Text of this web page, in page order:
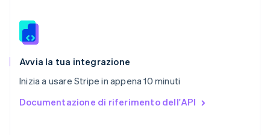
Avvia la tua integrazione
Inizia a usare Stripe in appena 10 minuti
Documentazione di riferimento dell'API
Slovacchia
Slovenia
English Italiano
EspañolEnglish
English Español 简体中文